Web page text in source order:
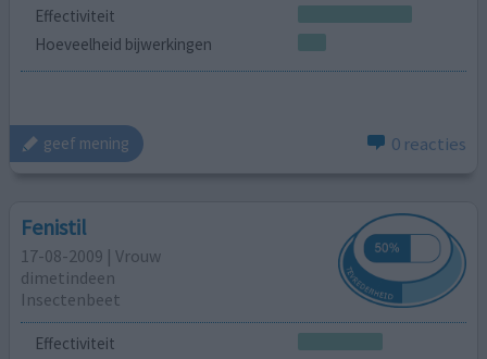
Effectiviteit
Hoeveelheid bijwerkingen
geef mening 0 reacties
Fenistil
17-08-2009 | Vrouw
dimetindeen
Insectenbeet
Effectiviteit